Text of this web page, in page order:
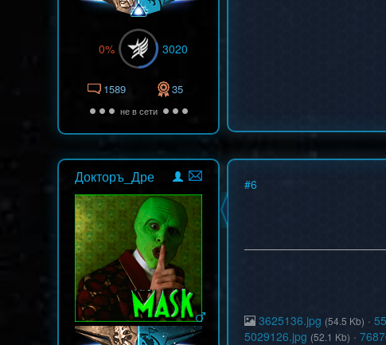
0% 3020
1589 35
не в сети
Докторъ_Дре #6
3625136.jpg (54.5 Kb) ·
5029126.jpg (52.1 Kb) ·